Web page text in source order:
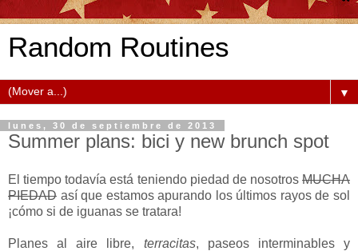
Random Routines
▼
lunes, 30 de septiembre de 2013
Summer plans: bici y new brunch spot
El tiempo todavía está teniendo piedad de nosotros MUCHA
PIEDAD así que estamos apurando los últimos rayos de sol
¡cómo si de iguanas se tratara!
Planes al aire libre, terracitas, paseos interminables y